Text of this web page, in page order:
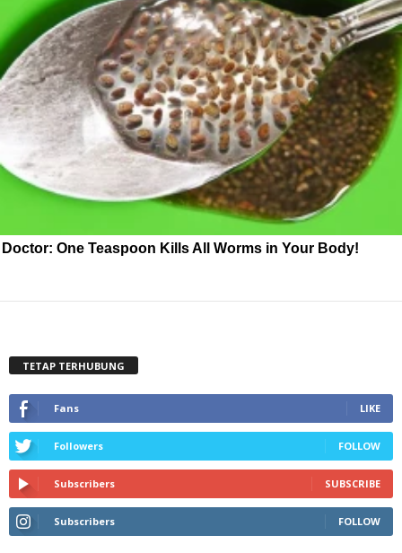
Doctor: One Teaspoon Kills All Worms in Your Body!
TETAP TERHUBUNG
Fans LIKE
Followers FOLLOW
Subscribers SUBSCRIBE
Subscribers FOLLOW